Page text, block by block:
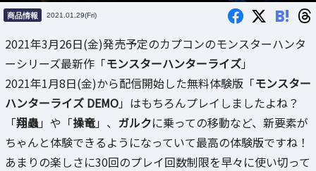
商品情報 2021.01.29(Fri) B!
2021年3月26日(金)発売予定のカプコンのモンスターハンタ
ーシリーズ最新作「モンスターハンターライズ」
2021年1月8日(金)から配信開始した無料体験版「モンスター
ハンターライズ DEMO」はもちろんプレイしましたよね？
「翔蟲 」や「操竜」、 ガルクに乗っての移動など、新要素が
ちゃんと体験できるようになっていて最高の体験版ですね！
あまりの楽しさに30回のプレイ回数制限を早々に使い切って